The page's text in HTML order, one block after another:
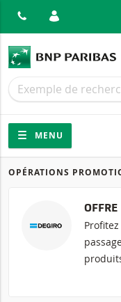
Recherche
Recherche
Navigation
MENU
Produits
OPÉRATIONS